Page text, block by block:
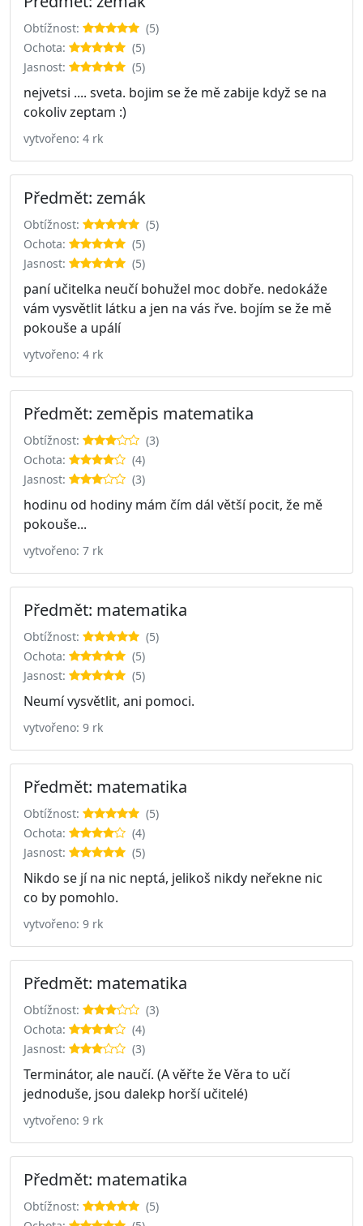
Obtížnost:
(5)
Ochota:
(5)
Jasnost:
(5)
nejvetsi .... sveta. bojim se že mě zabije když se na
cokoliv zeptam :)
vytvořeno: 4 rk
Předmět: zemák
Obtížnost:
(5)
Ochota:
(5)
Jasnost:
(5)
paní učitelka neučí bohužel moc dobře. nedokáže
vám vysvětlit látku a jen na vás řve. bojím se že mě
pokouše a upálí
vytvořeno: 4 rk
Předmět: zeměpis matematika
Obtížnost:
(3)
Ochota:
(4)
Jasnost:
(3)
hodinu od hodiny mám čím dál větší pocit, že mě
pokouše...
vytvořeno: 7 rk
Předmět: matematika
Obtížnost:
(5)
Ochota:
(5)
Jasnost:
(5)
Neumí vysvětlit, ani pomoci.
vytvořeno: 9 rk
Předmět: matematika
Obtížnost:
(5)
Ochota:
(4)
Jasnost:
(5)
Nikdo se jí na nic neptá, jelikoš nikdy neřekne nic
co by pomohlo.
vytvořeno: 9 rk
Předmět: matematika
Obtížnost:
(3)
Ochota:
(4)
Jasnost:
(3)
Terminátor, ale naučí. (A věřte že Věra to učí
jednoduše, jsou dalekp horší učitelé)
vytvořeno: 9 rk
Předmět: matematika
Obtížnost:
(5)